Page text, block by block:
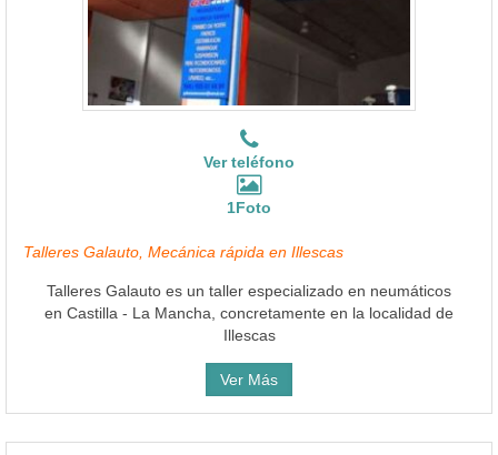
Ver teléfono
1Foto
Talleres Galauto, Mecánica rápida en Illescas
Talleres Galauto es un taller especializado en neumáticos
en Castilla - La Mancha, concretamente en la localidad de
Illescas
Ver Más